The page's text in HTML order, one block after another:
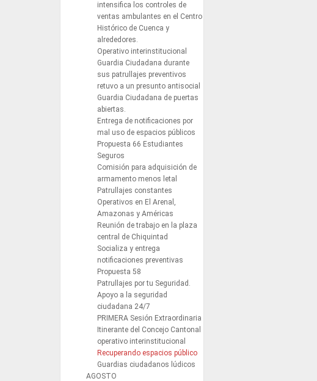
intensifica los controles de
ventas ambulantes en el Centro
Histórico de Cuenca y
alrededores.
Operativo interinstitucional
Guardia Ciudadana durante
sus patrullajes preventivos
retuvo a un presunto antisocial
Guardia Ciudadana de puertas
abiertas.
Entrega de notificaciones por
mal uso de espacios públicos
Propuesta 66 Estudiantes
Seguros
Comisión para adquisición de
armamento menos letal
Patrullajes constantes
Operativos en El Arenal,
Amazonas y Américas
Reunión de trabajo en la plaza
central de Chiquintad
Socializa y entrega
notificaciones preventivas
Propuesta 58
Patrullajes por tu Seguridad.
Apoyo a la seguridad
ciudadana 24/7
PRIMERA Sesión Extraordinaria
Itinerante del Concejo Cantonal
operativo interinstitucional
Recuperando espacios público
Guardias ciudadanos lúdicos
AGOSTO